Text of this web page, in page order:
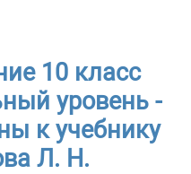
10 класс
уровень -
к учебнику
Л. Н.